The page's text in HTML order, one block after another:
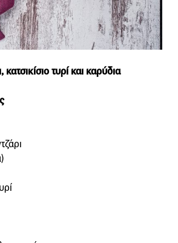
κατσικίσιο τυρί και καρύδια